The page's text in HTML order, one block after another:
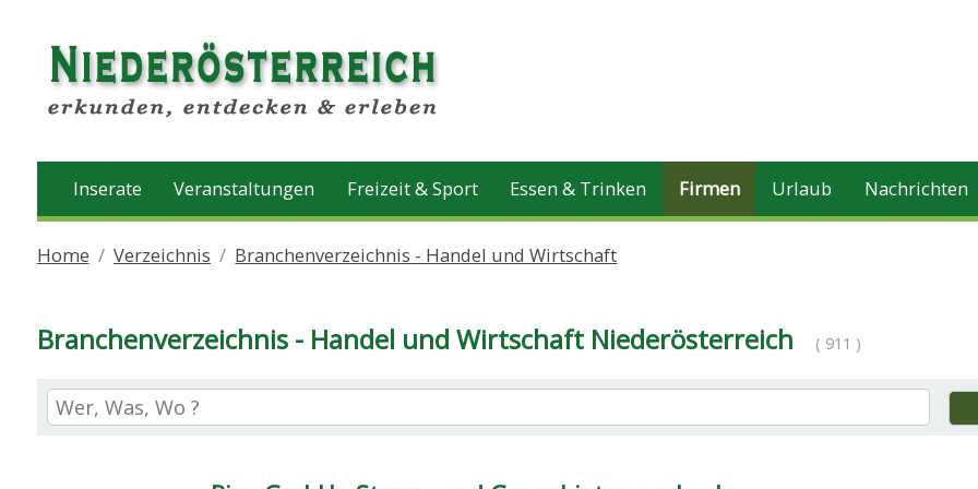
Inserate Veranstaltungen Freizeit & Sport Essen & Trinken Firmen Urlaub Nachrichten
Home Verzeichnis Branchenverzeichnis - Handel und Wirtschaft
Branchenverzeichnis - Handel und Wirtschaft Niederösterreich ( 911 )